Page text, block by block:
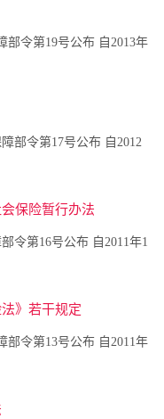
部令第19号公布 自2013年
部令第17号公布 自2012
保险暂行办法
令第16号公布 自2011年1
》若干规定
部令第13号公布 自2011年